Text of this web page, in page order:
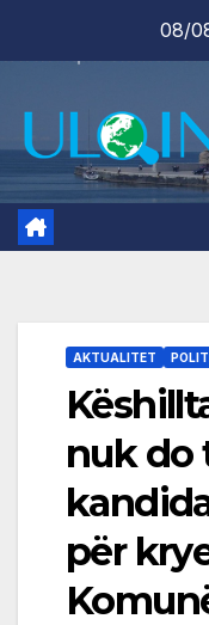
08/
AKTUALITET
nuk do
për